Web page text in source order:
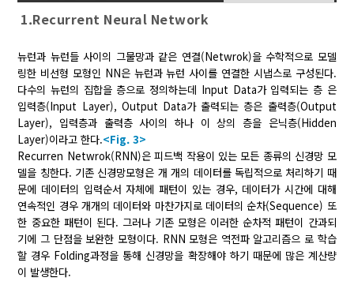
1.Recurrent Neural Network
뉴런과 뉴런들 사이의 그물망과 같은 연결(Netwrok)을 수학적으로 모델
링한 비선형 모형인 NN은 뉴런과 뉴런 사이를 연결한 시냅스로 구성된다.
다수의 뉴런의 집합을 층으로 정의하는데 Input Data가 입력되는 층 은
입력층(Input Layer), Output Data가 출력되는 층은 출력층(Output
Layer), 입력층과 출력층 사이의 하나 이 상의 층을 은닉층(Hidden
Layer)이라고 한다.<Fig. 3>
Recurren Netwrok(RNN)은 피드백 작용이 있는 모든 종류의 신경망 모
델을 칭한다. 기존 신경망모형은 개 개의 데이터를 독립적으로 처리하기 때
문에 데이터의 입력순서 자체에 패턴이 있는 경우, 데이터가 시간에 대해
연속적인 경우 개개의 데이터와 마찬가지로 데이터의 순차(Sequence) 또
한 중요한 패턴이 된다. 그러나 기존 모형은 이러한 순차적 패턴이 간과되
기에 그 단점을 보완한 모형이다. RNN 모형은 역전파 알고리즘으 로 학습
할 경우 Folding과정을 통해 신경망을 확장해야 하기 때문에 많은 계산량
이 발생한다.